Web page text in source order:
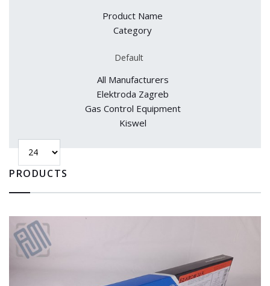
Product Name
Category
Default
All Manufacturers
Elektroda Zagreb
Gas Control Equipment
Kiswel
PRODUCTS